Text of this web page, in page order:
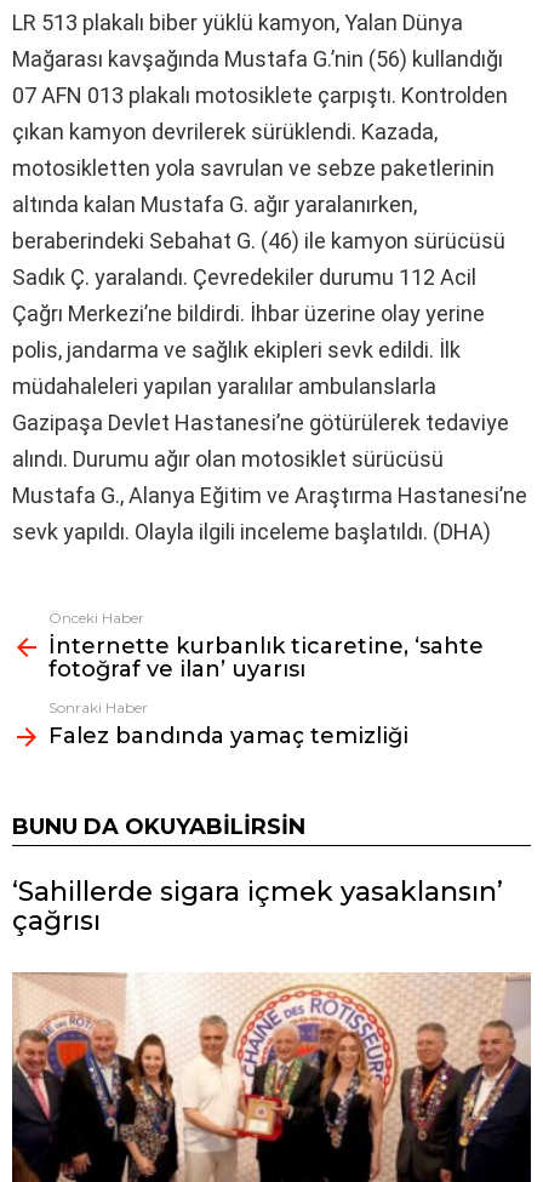
LR 513 plakalı biber yüklü kamyon, Yalan Dünya
Mağarası kavşağında Mustafa G.’nin (56) kullandığı
07 AFN 013 plakalı motosiklete çarpıştı. Kontrolden
çıkan kamyon devrilerek sürüklendi. Kazada,
motosikletten yola savrulan ve sebze paketlerinin
altında kalan Mustafa G. ağır yaralanırken,
beraberindeki Sebahat G. (46) ile kamyon sürücüsü
Sadık Ç. yaralandı. Çevredekiler durumu 112 Acil
Çağrı Merkezi’ne bildirdi. İhbar üzerine olay yerine
polis, jandarma ve sağlık ekipleri sevk edildi. İlk
müdahaleleri yapılan yaralılar ambulanslarla
Gazipaşa Devlet Hastanesi’ne götürülerek tedaviye
alındı. Durumu ağır olan motosiklet sürücüsü
Mustafa G., Alanya Eğitim ve Araştırma Hastanesi’ne
sevk yapıldı. Olayla ilgili inceleme başlatıldı. (DHA)
Fazlasına
bak
Önceki Haber
İnternette kurbanlık ticaretine, ‘sahte
fotoğraf ve ilan’ uyarısı
Sonraki Haber
Falez bandında yamaç temizliği
BUNU DA OKUYABILIRSIN
‘Sahillerde sigara içmek yasaklansın’
çağrısı